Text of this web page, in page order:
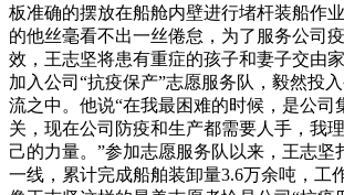
板准确的摆放在船舱内壁进行堵杆装船作
的他丝毫看不出一丝倦怠，为了服务公司
效，王志坚将患有重症的孩子和妻子交由
加入公司“抗疫保产”志愿服务队，毅然投
流之中。他说“在我最困难的时候，是公司
关，现在公司防疫和生产都需要人手，我
己的力量。”参加志愿服务队以来，王志坚
一线，累计完成船舶装卸量3.6万余吨，工